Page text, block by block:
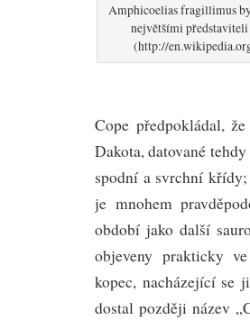
Amphicoelias fragillimus
největšími
(http://
Cope předpokládal,
Dakota, datované
spodní a svrchní
je mnohem
období jako další
objeveny prakticky
kopec, nacházející se
dostal později název